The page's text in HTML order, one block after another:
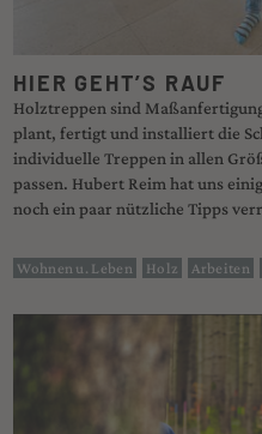
HIER GEHT’S RAUF
Holztreppen sind
plant, fertigt und installiert die
individuelle Treppen in allen
passen. Hubert Reim hat uns
noch ein paar nützliche Tipps
Wohnen u. Leben Holz Arbeiten